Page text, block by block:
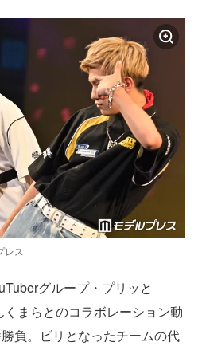
レス
グループ・プリッと
まらとのコラボレーション動
負。ビリとなったチームの代